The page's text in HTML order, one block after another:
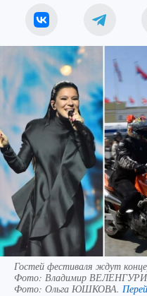
Гостей фестиваля ждут
Фото: Владимир
Фото: Ольга ЮШКОВА.